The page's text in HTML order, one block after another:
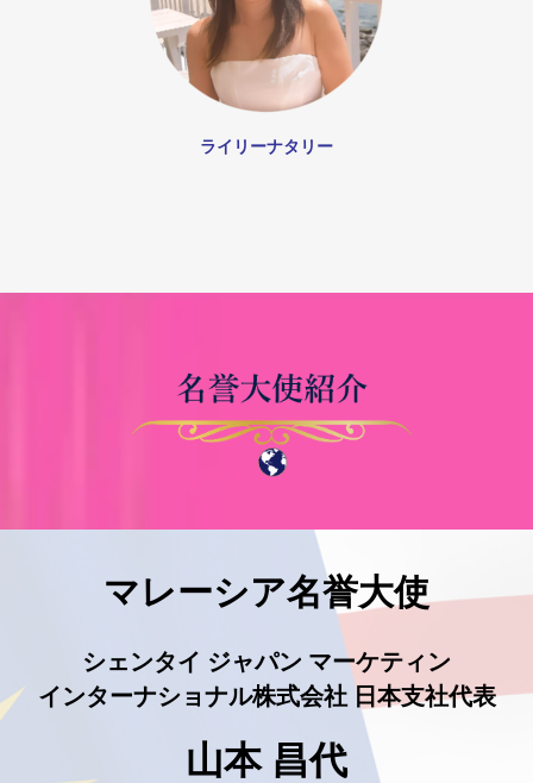
ライリーナタリー
マレーシア名誉大使
シェンタイ ジャパン マーケティン
インターナショナル株式会社 日本支社代表
山本 昌代